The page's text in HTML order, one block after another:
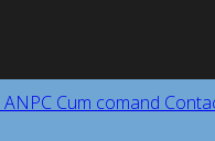
ANPC Cum comand